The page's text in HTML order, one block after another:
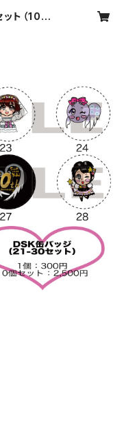
ト（10種